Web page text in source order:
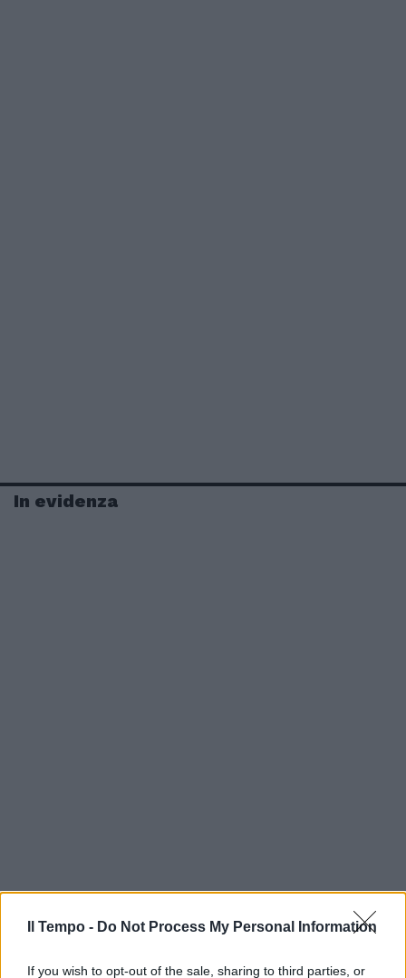
Il Tempo - Do Not Process My Personal Information
If you wish to opt-out of the sale, sharing to third parties, or
In evidenza